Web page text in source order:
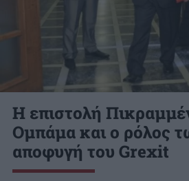
Η επιστολή
Ομπάμα και ο ρόλος
αποφυγή του Grexit